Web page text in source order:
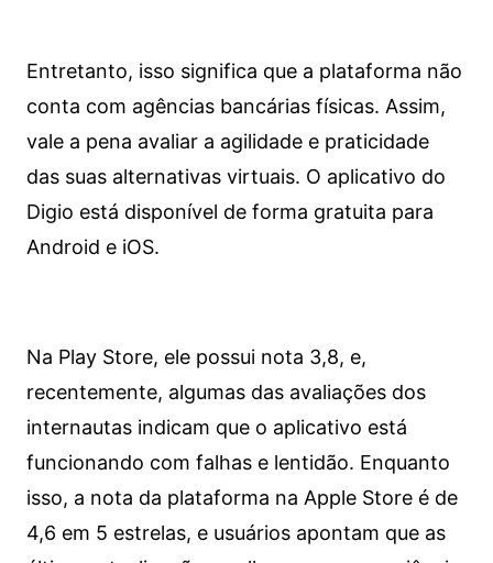
Entretanto, isso significa que a plataforma não
conta com agências bancárias físicas. Assim,
vale a pena avaliar a agilidade e praticidade
das suas alternativas virtuais. O aplicativo do
Digio está disponível de forma gratuita para
Android e iOS.
Na Play Store, ele possui nota 3,8, e,
recentemente, algumas das avaliações dos
internautas indicam que o aplicativo está
funcionando com falhas e lentidão. Enquanto
isso, a nota da plataforma na Apple Store é de
4,6 em 5 estrelas, e usuários apontam que as